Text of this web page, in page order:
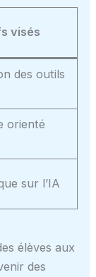
visés
des outils
orienté
sur l’IA
élèves aux
des